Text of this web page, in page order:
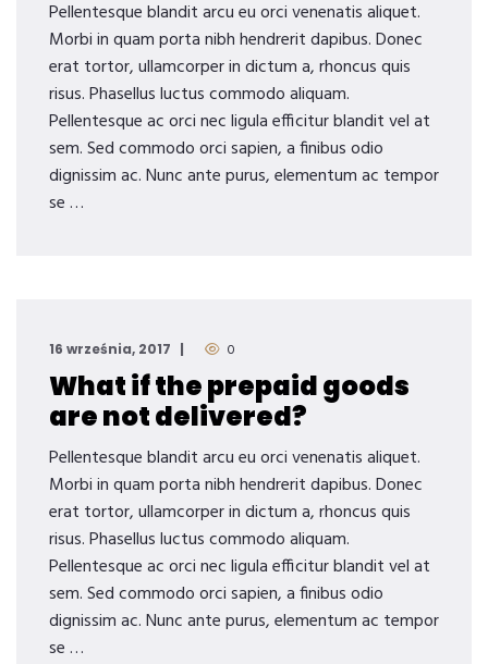
Pellentesque blandit arcu eu orci venenatis aliquet.
Morbi in quam porta nibh hendrerit dapibus. Donec
erat tortor, ullamcorper in dictum a, rhoncus quis
risus. Phasellus luctus commodo aliquam.
Pellentesque ac orci nec ligula efficitur blandit vel at
sem. Sed commodo orci sapien, a finibus odio
dignissim ac. Nunc ante purus, elementum ac tempor
se …
16 września, 2017 0
What if the prepaid goods
are not delivered?
Pellentesque blandit arcu eu orci venenatis aliquet.
Morbi in quam porta nibh hendrerit dapibus. Donec
erat tortor, ullamcorper in dictum a, rhoncus quis
risus. Phasellus luctus commodo aliquam.
Pellentesque ac orci nec ligula efficitur blandit vel at
sem. Sed commodo orci sapien, a finibus odio
dignissim ac. Nunc ante purus, elementum ac tempor
se …